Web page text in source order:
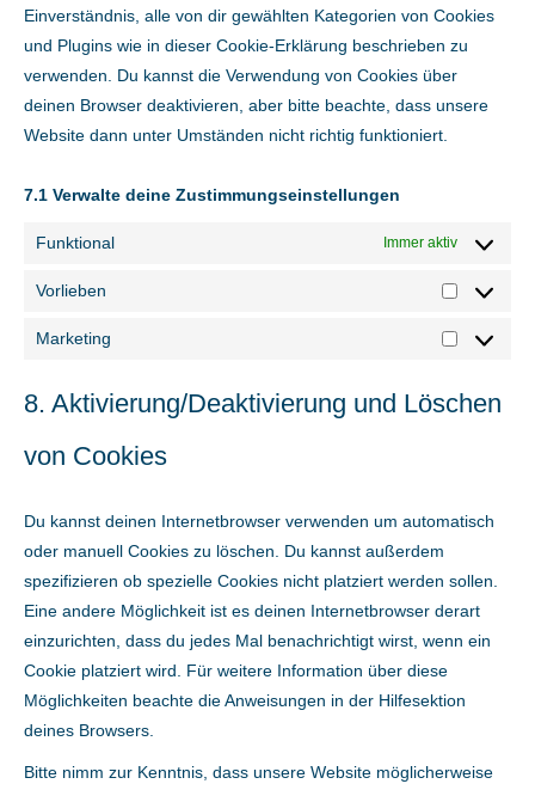
Einverständnis, alle von dir gewählten Kategorien von Cookies
und Plugins wie in dieser Cookie-Erklärung beschrieben zu
verwenden. Du kannst die Verwendung von Cookies über
deinen Browser deaktivieren, aber bitte beachte, dass unsere
Website dann unter Umständen nicht richtig funktioniert.
7.1 Verwalte deine Zustimmungseinstellungen
Funktional Immer aktiv
Vorlieben
Vorlieben
Marketing
Marketing
8. Aktivierung/Deaktivierung und Löschen
von Cookies
Du kannst deinen Internetbrowser verwenden um automatisch
oder manuell Cookies zu löschen. Du kannst außerdem
spezifizieren ob spezielle Cookies nicht platziert werden sollen.
Eine andere Möglichkeit ist es deinen Internetbrowser derart
einzurichten, dass du jedes Mal benachrichtigt wirst, wenn ein
Cookie platziert wird. Für weitere Information über diese
Möglichkeiten beachte die Anweisungen in der Hilfesektion
deines Browsers.
Bitte nimm zur Kenntnis, dass unsere Website möglicherweise